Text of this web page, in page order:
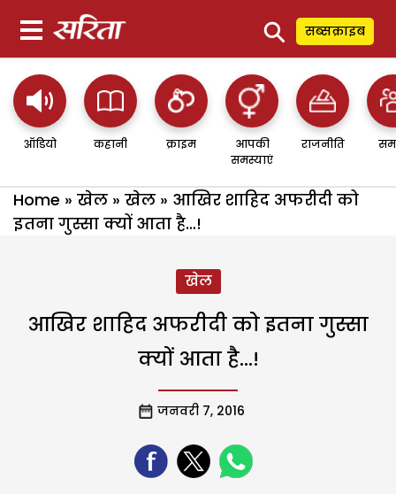
⚲ सब्सक्राइब
ऑडियो कहानी क्राइम
आपकी
समस्याएं
राजनीति
Home » खेल » खेल » आखिर शाहिद अफरीदी को
इतना गुस्सा क्यों आता है…!
खेल
आखिर शाहिद अफरीदी को इतना गुस्सा
क्यों आता है…!
जनवरी 7, 2016